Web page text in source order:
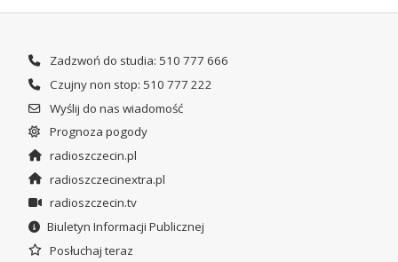
Zadzwoń do studia: 510 777 666
Czujny non stop: 510 777 222
Wyślij do nas wiadomość
Prognoza pogody
radioszczecin.pl
radioszczecinextra.pl
radioszczecin.tv
Biuletyn Informacji Publicznej
Posłuchaj teraz